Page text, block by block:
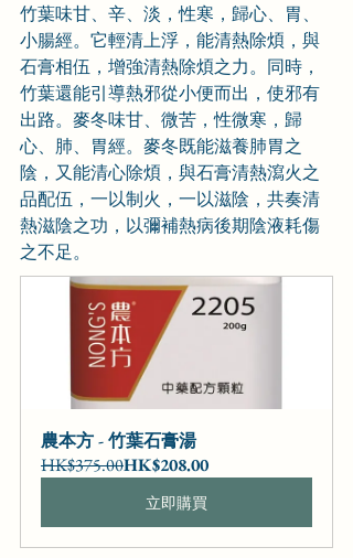
竹葉味甘、辛、淡，性寒，歸心、胃、
小腸經。它輕清上浮，能清熱除煩，與
石膏相伍，增強清熱除煩之力。同時，
竹葉還能引導熱邪從小便而出，使邪有
出路。麥冬味甘、微苦，性微寒，歸
心、肺、胃經。麥冬既能滋養肺胃之
陰，又能清心除煩，與石膏清熱瀉火之
品配伍，一以制火，一以滋陰，共奏清
熱滋陰之功，以彌補熱病後期陰液耗傷
之不足。
農本方 - 竹葉石膏湯
HK$375.00HK$208.00
立即購買